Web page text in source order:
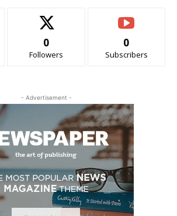
0
Followers
0
Subscribers
- Advertisement -